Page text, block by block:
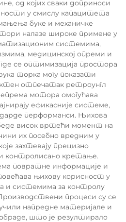
од којих сваки доприноси
у смислу капацитета
буке и механичке
налазе широке примене у
системима,
медицинској опреми и
се оптимизација простора
торка могу показати
отпечатак ретроунгл
мотора омогућава
ефикасније системе,
перформанси. Њихова
висок вртећи момент на
их посебно вредним у
захтевају прецизно
контролисано кретање.
повратне информације и
њихову корисност у
и системима за контролу
процеси су се
напредне материјале и
што је резултирало